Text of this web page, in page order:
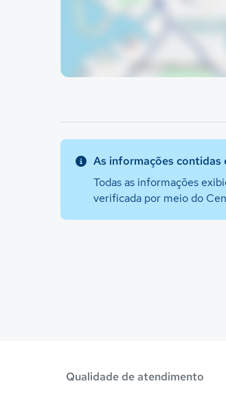
As informações contidas
Todas as informações
verificada por meio do
Qualidade de atendimento